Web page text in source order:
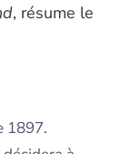
, résume le
1897.